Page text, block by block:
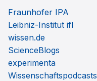
Fraunhofer IPA
Leibniz-Institut ifl
wissen.de
ScienceBlogs
experimenta
Wissenschaftspodcasts